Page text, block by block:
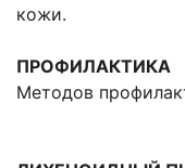
кожи.
ПРОФИЛАКТИКА
Методов